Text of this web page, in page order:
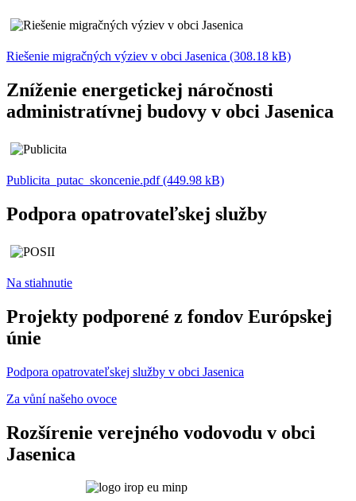
Riešenie migračných výziev v obci Jasenica (308.18 kB)
Zníženie energetickej náročnosti
administratívnej budovy v obci Jasenica
Publicita_putac_skoncenie.pdf (449.98 kB)
Podpora opatrovateľskej služby
Na stiahnutie
Projekty podporené z fondov Európskej
únie
Podpora opatrovateľskej služby v obci Jasenica
Za vůní našeho ovoce
Rozšírenie verejného vodovodu v obci
Jasenica